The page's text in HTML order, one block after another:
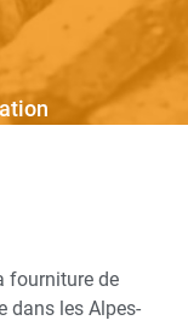
fourniture de
dans les Alpes-